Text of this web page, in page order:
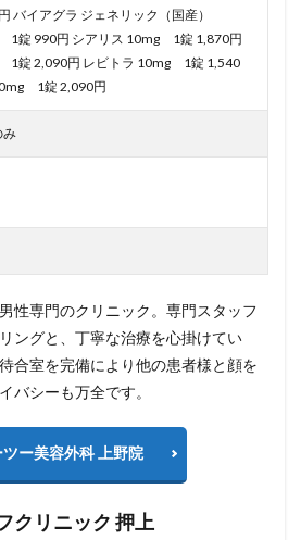
バイアグラ ジェネリック（国産）
1錠 990円 シアリス 10mg 1錠 1,870円
錠 2,090円 レビトラ 10mg 1錠 1,540
1錠 2,090円
み
性専門のクリニック。専門スタッフ
ングと、丁寧な治療を心掛けてい
合室を完備により他の患者様と顔を
バシーも万全です。
ツー美容外科 上野院
リニック 押上